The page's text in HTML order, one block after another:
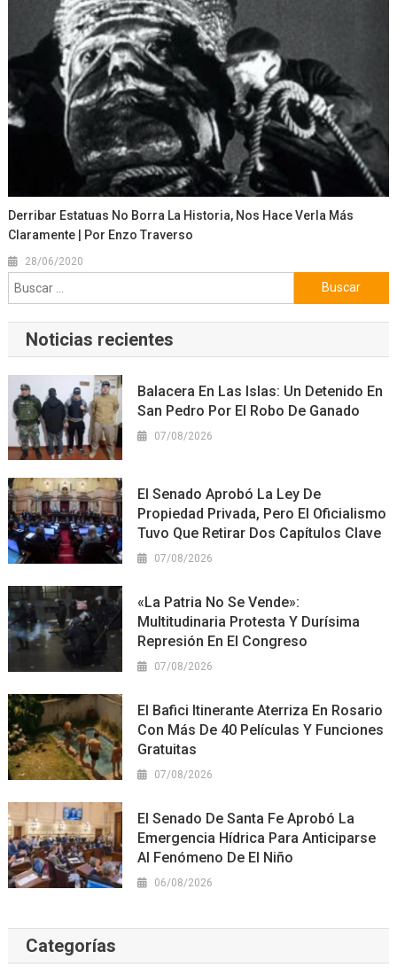
Derribar Estatuas No Borra La Historia, Nos Hace Verla Más
Claramente | Por Enzo Traverso
28/06/2020
Buscar:
Noticias recientes
Balacera En Las Islas: Un Detenido En
San Pedro Por El Robo De Ganado
07/08/2026
El Senado Aprobó La Ley De
Propiedad Privada, Pero El Oficialismo
Tuvo Que Retirar Dos Capítulos Clave
07/08/2026
«La Patria No Se Vende»:
Multitudinaria Protesta Y Durísima
Represión En El Congreso
07/08/2026
El Bafici Itinerante Aterriza En Rosario
Con Más De 40 Películas Y Funciones
Gratuitas
07/08/2026
El Senado De Santa Fe Aprobó La
Emergencia Hídrica Para Anticiparse
Al Fenómeno De El Niño
06/08/2026
Categorías